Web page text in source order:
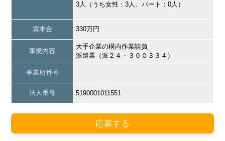
3人（うち女性：3人、パート：0人）
資本金 330万円
事業内容
大手企業の構内作業請負
派遣業（派２４－３００３３４）
事業所番号
法人番号 5190001011551
応募する